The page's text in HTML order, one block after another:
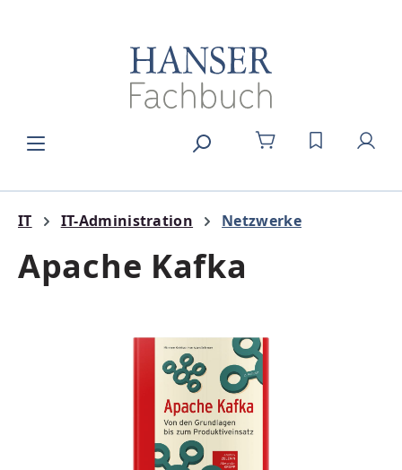
DU HAST 0
IT IT-Administration Netzwerke
Apache Kafka
Bildergalerie überspringen